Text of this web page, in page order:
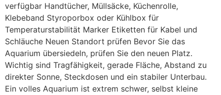
verfügbar Handtücher, Müllsäcke, Küchenrolle,
Klebeband Styroporbox oder Kühlbox für
Temperaturstabilität Marker Etiketten für Kabel und
Schläuche Neuen Standort prüfen Bevor Sie das
Aquarium übersiedeln, prüfen Sie den neuen Platz.
Wichtig sind Tragfähigkeit, gerade Fläche, Abstand zu
direkter Sonne, Steckdosen und ein stabiler Unterbau.
Ein volles Aquarium ist extrem schwer, selbst kleine